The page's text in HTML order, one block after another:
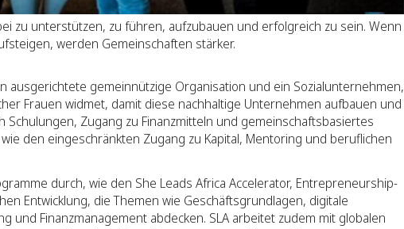
zu unterstützen, zu führen, aufzubauen und erfolgreich zu sein. Wenn
werden Gemeinschaften stärker.
ausgerichtete gemeinnützige Organisation und ein Sozialunternehmen,
Frauen widmet, damit diese nachhaltige Unternehmen aufbauen und
Schulungen, Zugang zu Finanzmitteln und gemeinschaftsbasiertes
den eingeschränkten Zugang zu Kapital, Mentoring und beruflichen
durch, wie den She Leads Africa Accelerator, Entrepreneurship-
Entwicklung, die Themen wie Geschäftsgrundlagen, digitale
und Finanzmanagement abdecken. SLA arbeitet zudem mit globalen